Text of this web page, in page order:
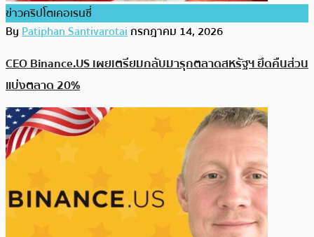
ข่าวคริปโตเคอเรนซี่
ByPatiphan Santivarotaiกรกฎาคม 14, 2026
CEO Binance.US เผยเตรียมกลับมารุกตลาดสหรัฐฯ ยึดคืนส่วน
แบ่งตลาด 20%